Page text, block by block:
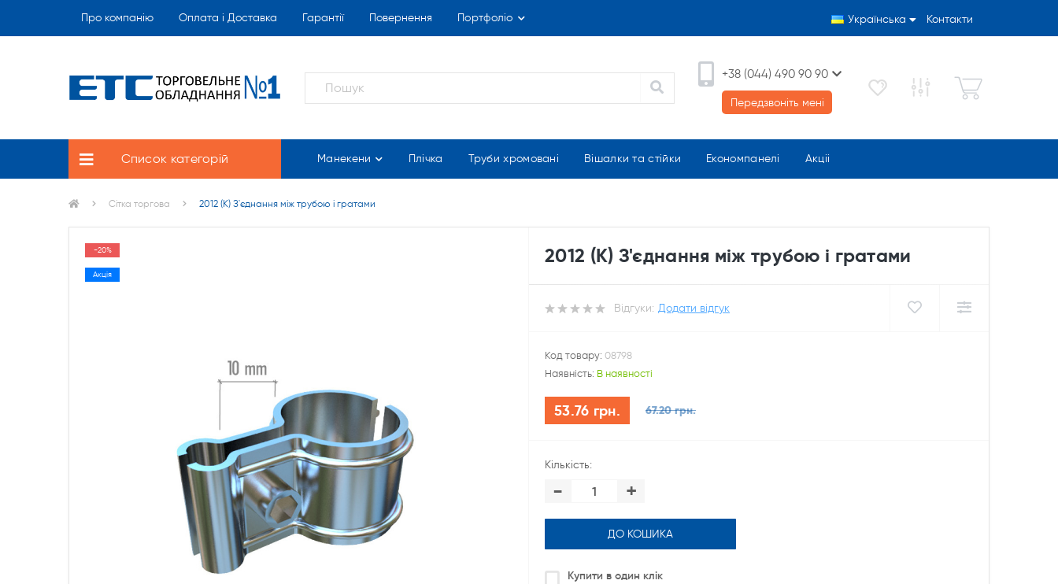
Про компанію Оплата і Доставка Гарантії Повернення Портфоліо Українська Контакти
+38 (044) 490 90 90
Передзвоніть мені
Список категорій Манекени Плічка Труби хромовані Вішалки та стійки Економпанелі Акціі
Сітка торгова 2012 (К) З'єднання між трубою і гратами
-20%
Акція
2012 (К) З'єднання між трубою і гратами
Відгуки: Додати відгук
Код товару: 08798
Наявність: В наявності
53.76 грн. 67.20 грн.
Кількість:
- +
ДО КОШИКА
Купити в один клік